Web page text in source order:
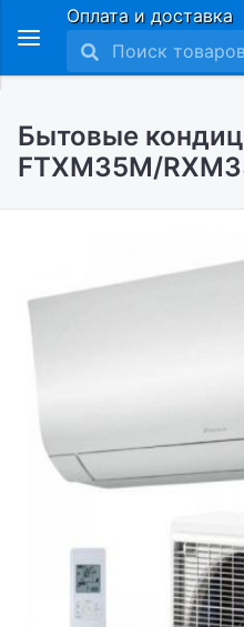
Оплата и доставка
Бытовые
FTXM35M/